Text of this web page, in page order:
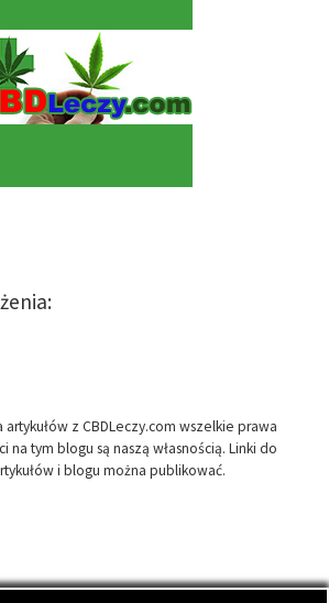
z CBDLeczy.com wszelkie prawa
na tym blogu są naszą własnością. Linki do
i blogu można publikować.